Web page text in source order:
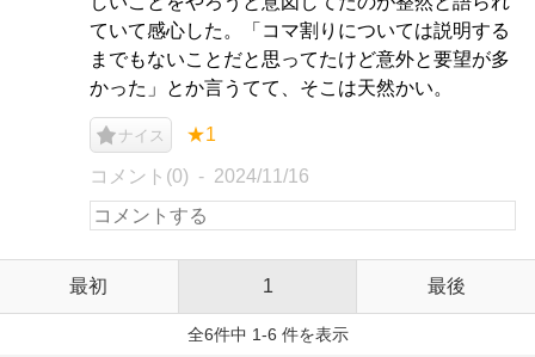
ていて感心した。「コマ割りについては説明する
までもないことだと思ってたけど意外と要望が多
かった」とか言うてて、そこは天然かい。
ナイス ★1
コメント(0) 2024/11/16
最初 1 最後
全6件中 1-6 件を表示